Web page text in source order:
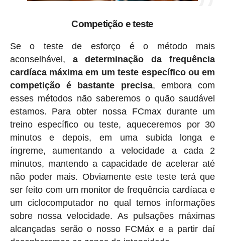
Competição e teste
Se o teste de esforço é o método mais
aconselhável, a determinação da frequência
cardíaca máxima em um teste específico ou em
competição é bastante precisa, embora com
esses métodos não saberemos o quão saudável
estamos. Para obter nossa FCmax durante um
treino específico ou teste, aqueceremos por 30
minutos e depois, em uma subida longa e
íngreme, aumentando a velocidade a cada 2
minutos, mantendo a capacidade de acelerar até
não poder mais. Obviamente este teste terá que
ser feito com um monitor de frequência cardíaca e
um ciclocomputador no qual temos informações
sobre nossa velocidade. As pulsações máximas
alcançadas serão o nosso FCMáx e a partir daí